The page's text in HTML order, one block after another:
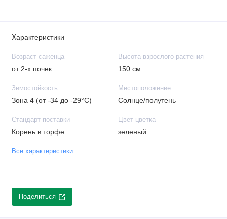
Характеристики
Возраст саженца
от 2-х почек
Высота взрослого растения
150 см
Зимостойкость
Зона 4 (от -34 до -29°C)
Местоположение
Солнце/полутень
Стандарт поставки
Корень в торфе
Цвет цветка
зеленый
Все характеристики
Поделиться